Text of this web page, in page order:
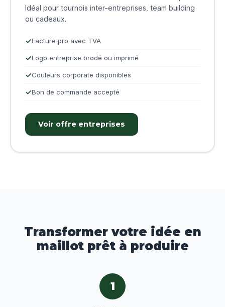
Idéal pour tournois inter-entreprises, team building
ou cadeaux.
Facture pro avec TVA
Logo entreprise brodé ou imprimé
Couleurs corporate disponibles
Bon de commande accepté
Voir offre entreprises
Transformer votre idée en
maillot prêt à produire
1